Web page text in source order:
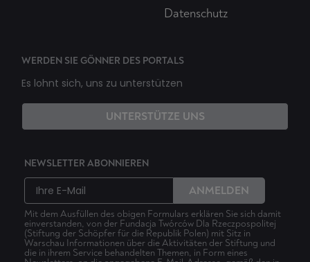
Datenschutz
WERDEN SIE GÖNNER DES PORTALS
Es lohnt sich, uns zu unterstützen
UNTERSTÜTZE UNS
NEWSLETTER ABONNIEREN
ANMELDEN
Mit dem Ausfüllen des obigen Formulars erklären Sie sich damit
einverstanden, von der Fundacja Twórców Dla Rzeczpospolitej
(Stiftung der Schöpfer für die Republik Polen) mit Sitz in
Warschau Informationen über die Aktivitäten der Stiftung und
die in ihrem Service behandelten Themen, in Form eines